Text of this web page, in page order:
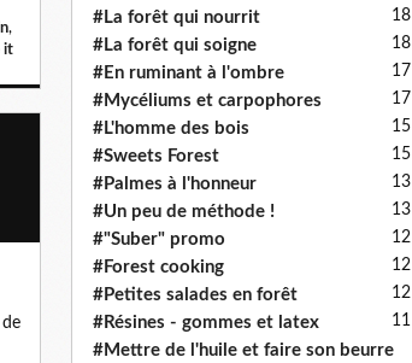
,
it
#La forêt qui nourrit 18
#La forêt qui soigne 18
#En ruminant à l'ombre 17
#Mycéliums et carpophores 17
#L'homme des bois 15
#Sweets Forest 15
#Palmes à l'honneur 13
#Un peu de méthode ! 13
#"Suber" promo 12
#Forest cooking 12
#Petites salades en forêt 12
#Résines - gommes et latex 11
#Mettre de l'huile et faire son beurre